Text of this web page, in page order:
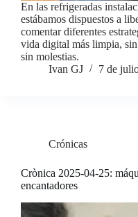
En las refrigeradas
estábamos dispuestos a
comentar diferentes
vida digital más limpia,
sin molestias.
Ivan GJ
7 de
Crónicas
Crònica 2025-04-25:
encantadores